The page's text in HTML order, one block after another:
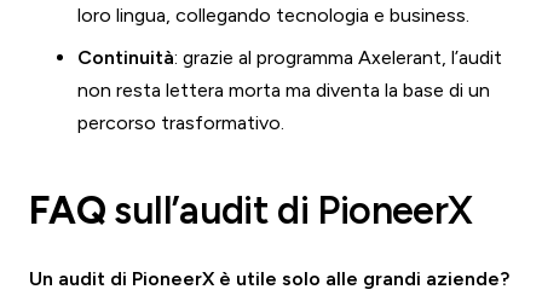
loro lingua, collegando tecnologia e business.
Continuità: grazie al programma Axelerant, l’audit
non resta lettera morta ma diventa la base di un
percorso trasformativo.
FAQ sull’audit di PioneerX
Un audit di PioneerX è utile solo alle grandi aziende?